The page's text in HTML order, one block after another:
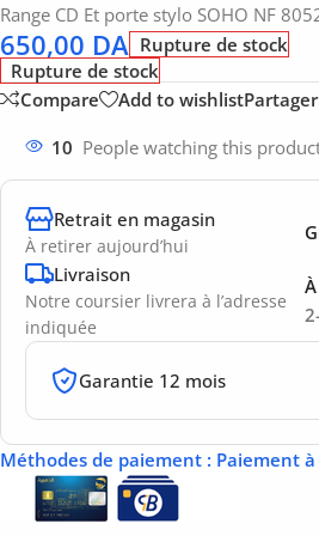
Range CD Et porte stylo SOHO NF
650,00 DA Rupture de stock
Rupture de stock
Compare
Add to wishlist
10 People watching this
Retrait en magasin
À retirer aujourd’hui
Livraison
Notre coursier livrera à l’adresse
indiquée
Garantie 12 mois
Méthodes de paiement : Paiement